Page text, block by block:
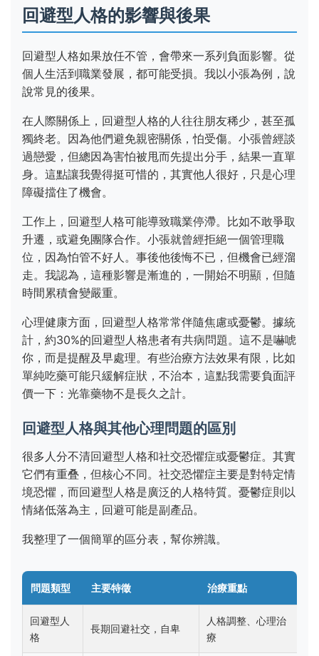
回避型人格的影響與後果
回避型人格如果放任不管，會帶來一系列負面影響。從
個人生活到職業發展，都可能受損。我以小張為例，說
說常見的後果。
在人際關係上，回避型人格的人往往朋友稀少，甚至孤
獨終老。因為他們避免親密關係，怕受傷。小張曾經談
過戀愛，但總因為害怕被甩而先提出分手，結果一直單
身。這點讓我覺得挺可惜的，其實他人很好，只是心理
障礙擋住了機會。
工作上，回避型人格可能導致職業停滯。比如不敢爭取
升遷，或避免團隊合作。小張就曾經拒絕一個管理職
位，因為怕管不好人。事後他後悔不已，但機會已經溜
走。我認為，這種影響是漸進的，一開始不明顯，但隨
時間累積會變嚴重。
心理健康方面，回避型人格常常伴隨焦慮或憂鬱。據統
計，約30%的回避型人格患者有共病問題。這不是嚇唬
你，而是提醒及早處理。有些治療方法效果有限，比如
單純吃藥可能只緩解症狀，不治本，這點我需要負面評
價一下：光靠藥物不是長久之計。
回避型人格與其他心理問題的區別
很多人分不清回避型人格和社交恐懼症或憂鬱症。其實
它們有重叠，但核心不同。社交恐懼症主要是對特定情
境恐懼，而回避型人格是廣泛的人格特質。憂鬱症則以
情緒低落為主，回避可能是副產品。
我整理了一個簡單的區分表，幫你辨識。
問題類型 主要特徵 治療重點
回避型人
格
長期回避社交，自卑
人格調整、心理治
療